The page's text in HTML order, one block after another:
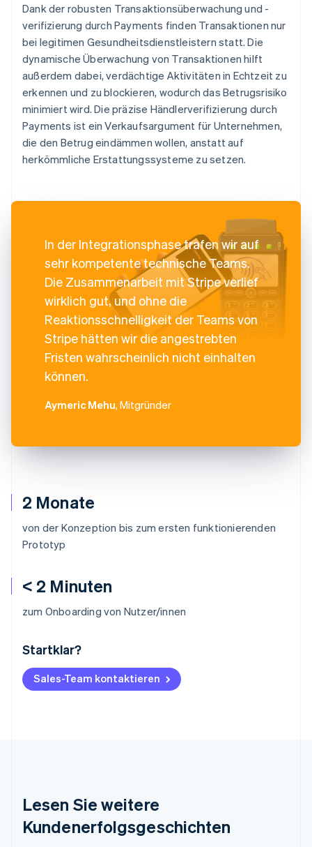
2 Monate
von der Konzeption bis zum ersten funktionierenden
Prototyp
< 2 Minuten
zum Onboarding von Nutzer/innen
Startklar?
Sales-Team kontaktieren
Dank der robusten Transaktionsüberwachung und -
verifizierung durch Payments finden Transaktionen nur
bei legitimen Gesundheitsdienstleistern statt. Die
dynamische Überwachung von Transaktionen hilft
außerdem dabei, verdächtige Aktivitäten in Echtzeit zu
erkennen und zu blockieren, wodurch das Betrugsrisiko
minimiert wird. Die präzise Händlerverifizierung durch
Payments ist ein Verkaufsargument für Unternehmen,
die den Betrug eindämmen wollen, anstatt auf
herkömmliche Erstattungssysteme zu setzen.
In der Integrationsphase trafen wir auf
sehr kompetente technische Teams.
Die Zusammenarbeit mit Stripe verlief
wirklich gut, und ohne die
Reaktionsschnelligkeit der Teams von
Stripe hätten wir die angestrebten
Fristen wahrscheinlich nicht einhalten
können.
Aymeric Mehu, Mitgründer
Lesen Sie weitere
Kundenerfolgsgeschichten
Australien
Belgien
NederlandsFrançaisDeutschEnglish
DeutschEnglish
English